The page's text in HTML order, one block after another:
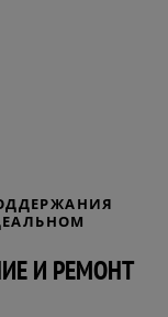
И РЕМОНТ